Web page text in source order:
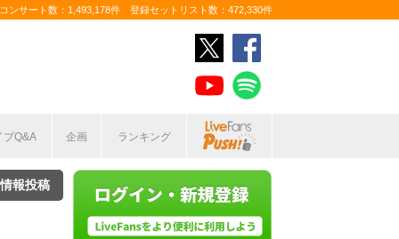
ンサート数：1,493,178件 登録セットリスト数：472,330件
ブQ&A 企画 ランキング
報投稿